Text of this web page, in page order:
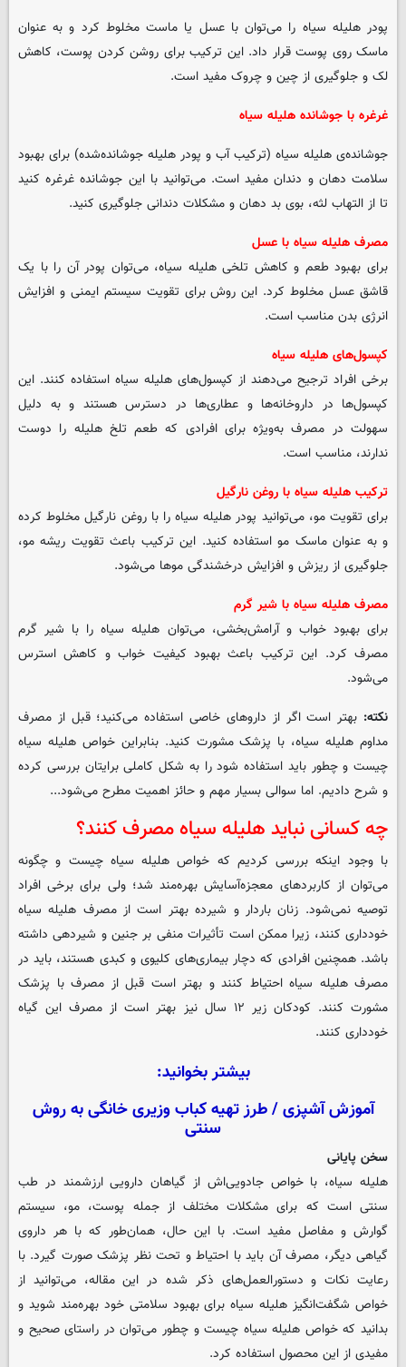
پودر هلیله سیاه را می‌توان با عسل یا ماست مخلوط کرد و به عنوان
ماسک روی پوست قرار داد. این ترکیب برای روشن کردن پوست، کاهش
لک و جلوگیری از چین و چروک مفید است.
غرغره با جوشانده هلیله سیاه
جوشانده‌ی هلیله سیاه (ترکیب آب و پودر هلیله جوشانده‌شده) برای بهبود
سلامت دهان و دندان مفید است. می‌توانید با این جوشانده غرغره کنید
تا از التهاب لثه، بوی بد دهان و مشکلات دندانی جلوگیری کنید.
مصرف هلیله سیاه با عسل
برای بهبود طعم و کاهش تلخی هلیله سیاه، می‌توان پودر آن را با یک
قاشق عسل مخلوط کرد. این روش برای تقویت سیستم ایمنی و افزایش
انرژی بدن مناسب است.
کپسول‌های هلیله سیاه
برخی افراد ترجیح می‌دهند از کپسول‌های هلیله سیاه استفاده کنند. این
کپسول‌ها در داروخانه‌ها و عطاری‌ها در دسترس هستند و به دلیل
سهولت در مصرف به‌ویژه برای افرادی که طعم تلخ هلیله را دوست
ندارند، مناسب است.
ترکیب هلیله سیاه با روغن نارگیل
برای تقویت مو، می‌توانید پودر هلیله سیاه را با روغن نارگیل مخلوط کرده
و به عنوان ماسک مو استفاده کنید. این ترکیب باعث تقویت ریشه مو،
جلوگیری از ریزش و افزایش درخشندگی موها می‌شود.
مصرف هلیله سیاه با شیر گرم
برای بهبود خواب و آرامش‌بخشی، می‌توان هلیله سیاه را با شیر گرم
مصرف کرد. این ترکیب باعث بهبود کیفیت خواب و کاهش استرس
می‌شود.
نکته: بهتر است اگر از داروهای خاصی استفاده می‌کنید؛ قبل از مصرف
مداوم هلیله سیاه، با پزشک مشورت کنید. بنابراین خواص هلیله سیاه
چیست و چطور باید استفاده شود را به شکل کاملی برایتان بررسی کرده
و شرح دادیم. اما سوالی بسیار مهم و حائز اهمیت مطرح می‌شود...
چه کسانی نباید هلیله سیاه مصرف کنند؟
با وجود اینکه بررسی کردیم که خواص هلیله سیاه چیست و چگونه
می‌توان از کاربردهای معجزه‌آسایش بهره‌مند شد؛ ولی برای برخی افراد
توصیه نمی‌شود. زنان باردار و شیرده بهتر است از مصرف هلیله سیاه
خودداری کنند، زیرا ممکن است تأثیرات منفی بر جنین و شیردهی داشته
باشد. همچنین افرادی که دچار بیماری‌های کلیوی و کبدی هستند، باید در
مصرف هلیله سیاه احتیاط کنند و بهتر است قبل از مصرف با پزشک
مشورت کنند. کودکان زیر ۱۲ سال نیز بهتر است از مصرف این گیاه
خودداری کنند.
بیشتر بخوانید:
آموزش آشپزی / طرز تهیه کباب وزیری خانگی به روش
سنتی
سخن پایانی
هلیله سیاه، با خواص جادویی‌اش از گیاهان دارویی ارزشمند در طب
سنتی است که برای مشکلات مختلف از جمله پوست، مو، سیستم
گوارش و مفاصل مفید است. با این حال، همان‌طور که با هر داروی
گیاهی دیگر، مصرف آن باید با احتیاط و تحت نظر پزشک صورت گیرد. با
رعایت نکات و دستورالعمل‌های ذکر شده در این مقاله، می‌توانید از
خواص شگفت‌انگیز هلیله سیاه برای بهبود سلامتی خود بهره‌مند شوید و
بدانید که خواص هلیله سیاه چیست و چطور می‌توان در راستای صحیح و
مفیدی از این محصول استفاده کرد.